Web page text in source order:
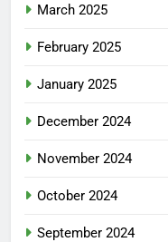
March 2025
February 2025
January 2025
December 2024
November 2024
October 2024
September 2024